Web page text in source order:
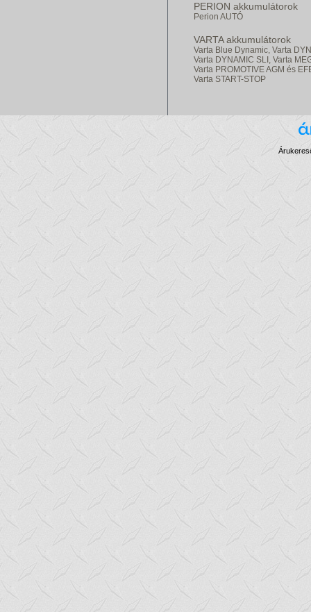
PERION akkumulátorok
Perion AUTÓ
VARTA akkumulátorok
Varta Blue Dynamic, Varta
Varta DYNAMIC SLI, Varta
Varta PROMOTIVE AGM és
Varta START-STOP